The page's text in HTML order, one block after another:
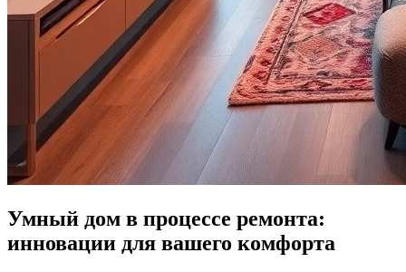
Умный дом в процессе ремонта:
инновации для вашего комфорта